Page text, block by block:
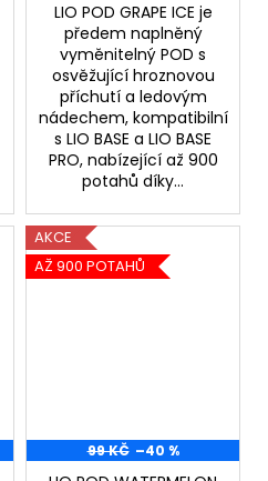
LIO POD GRAPE ICE je
předem naplněný
vyměnitelný POD s
osvěžující hroznovou
příchutí a ledovým
nádechem, kompatibilní
s LIO BASE a LIO BASE
PRO, nabízející až 900
potahů díky...
AKCE
AŽ 900 POTAHŮ
99 KČ –40 %